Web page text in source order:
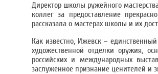
Директор школы ружейного
коллег за предоставление
рассказала о мастерах школы и их
Как известно, Ижевск –
художественной отделки оружия,
российских и международных
заслуженное признание ценителей и